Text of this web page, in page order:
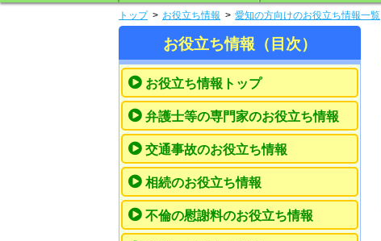
トップ お役立ち情報 愛知の方向けのお役立ち情報一覧
お役立ち情報（目次）
お役立ち情報トップ
弁護士等の専門家のお役立ち情報
交通事故のお役立ち情報
相続のお役立ち情報
不倫の慰謝料のお役立ち情報